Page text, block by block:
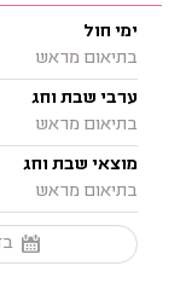
ימי חול
בתיאום מראש
ערבי שבת וחג
בתיאום מראש
מוצאי שבת וחג
בתיאום מראש